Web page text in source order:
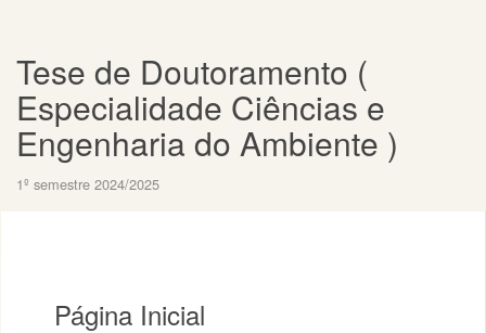
Tese de Doutoramento (
Especialidade Ciências e
Engenharia do Ambiente )
1º semestre 2024/2025
Página Inicial